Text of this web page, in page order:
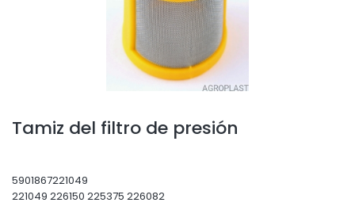
Tamiz del filtro de presión
5901867221049
221049 226150 225375 226082